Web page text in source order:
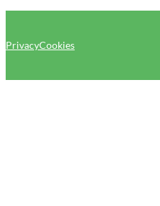
PrivacyCookies